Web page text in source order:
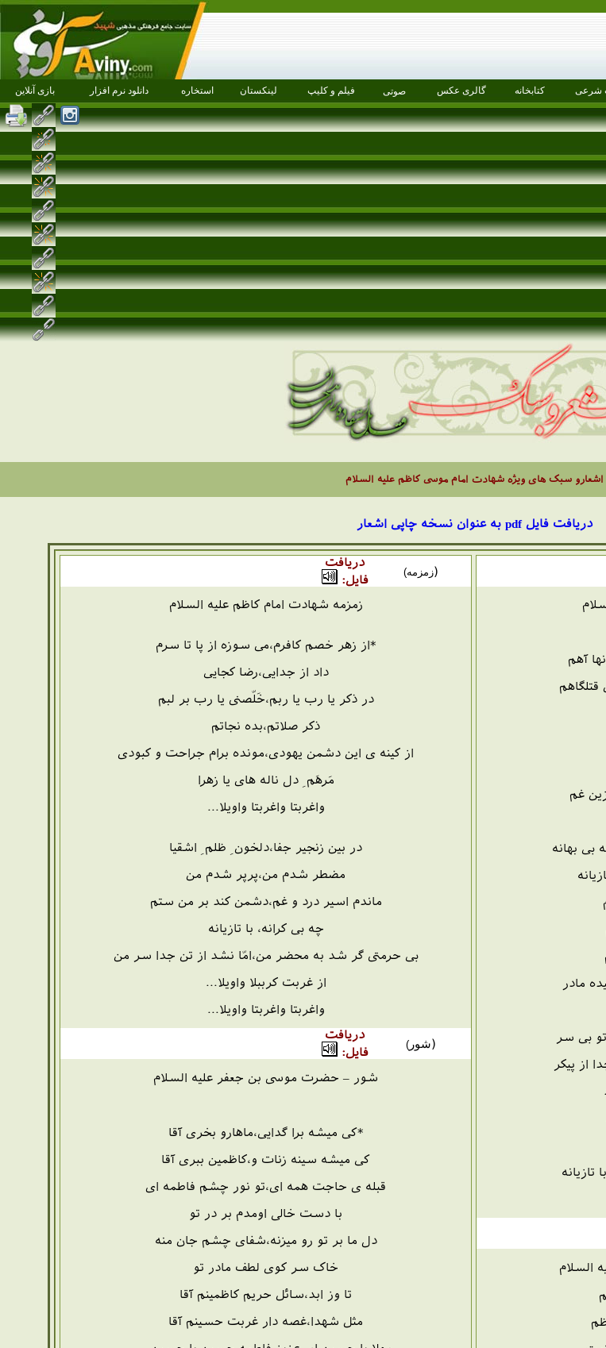
شرعی کتابخانه گالری عکس صوتی فیلم و کلیپ لینکستان استخاره دانلود نرم افزار بازی آنلاین
اشعارو سبک های ویژه شهادت امام موسی کاظم علیه السلام
دریافت فایلpdf به عنوان نسخه چاپی اشعار
آهم
غم
بهانه
مادر
بی سر
از پیکر
السلام
(زمزمه)
دریافت
فایل:
زمزمه شهادت امام کاظم علیه السلام
*از زهر خصم کافرم،می سوزه از پا تا سرم
داد از جدایی،رضا کجایی
در ذکر یا رب یا ربم،خَلّصنی یا رب بر لبم
ذکر صلاتم،بده نجاتم
از کینه ی این دشمن یهودی،مونده برام جراحت و کبودی
مَرهَم ِ دل ناله های یا زهرا
واغربتا واغربتا واویلا...
در بین زنجیر جفا،دلخون ِ ظلم ِ اشقیا
مضطر شدم من،پرپر شدم من
ماندم اسیر درد و غم،دشمن کند بر من ستم
چه بی کرانه، با تازیانه
بی حرمتی گر شد به محضر من،امّا نشد از تن جدا سر من
از غربت کرببلا واویلا...
واغربتا واغربتا واویلا...
(شور )
دریافت
فایل:
شور – حضرت موسی بن جعفر علیه السلام
*کی میشه برا گدایی،ماهارو بخری آقا
کی میشه سینه زنات و،کاظمین ببری آقا
قبله ی حاجت همه ای،تو نور چشم فاطمه ای
با دست خالی اومدم بر در تو
دل ما بر تو رو میزنه،شفای چشم جان منه
خاک سر کوی لطف مادر تو
تا وز ابد،سائل حریم کاظمینم آقا
مثل شهدا،غصه دار غربت حسینم آقا